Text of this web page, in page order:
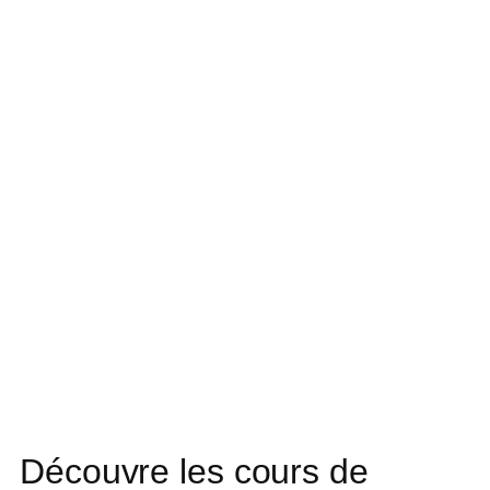
Découvre les cours de